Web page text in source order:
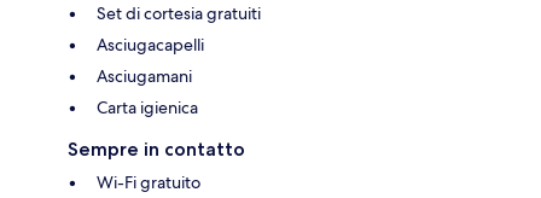
Set di cortesia gratuiti
Asciugacapelli
Asciugamani
Carta igienica
Sempre in contatto
Wi-Fi gratuito